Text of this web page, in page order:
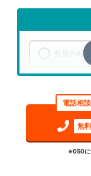
整形外科
電話相
無料
※050に